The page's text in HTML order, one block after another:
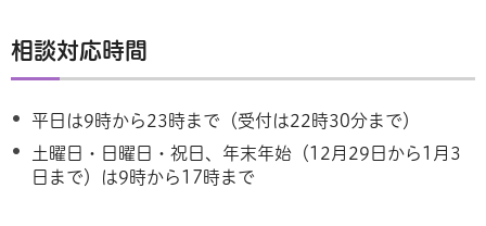
相談対応時間
平日は9時から23時まで（受付は22時30分まで）
土曜日・日曜日・祝日、年末年始（12月29日から1月3
日まで）は9時から17時まで